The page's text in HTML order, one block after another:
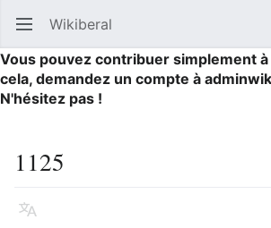
Ouvrir le menu principal Wikiberal
Vous pouvez contribuer simplement à
cela, demandez un compte à
N'hésitez pas !
1125
Langue